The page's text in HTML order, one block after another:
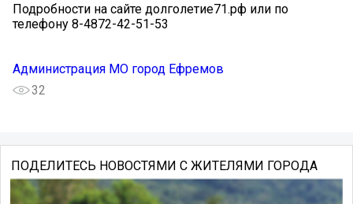
Подробности на сайте долголетие71.рф или по
телефону 8-4872-42-51-53
Администрация МО город Ефремов
32
ПОДЕЛИТЕСЬ НОВОСТЯМИ С ЖИТЕЛЯМИ ГОРОДА